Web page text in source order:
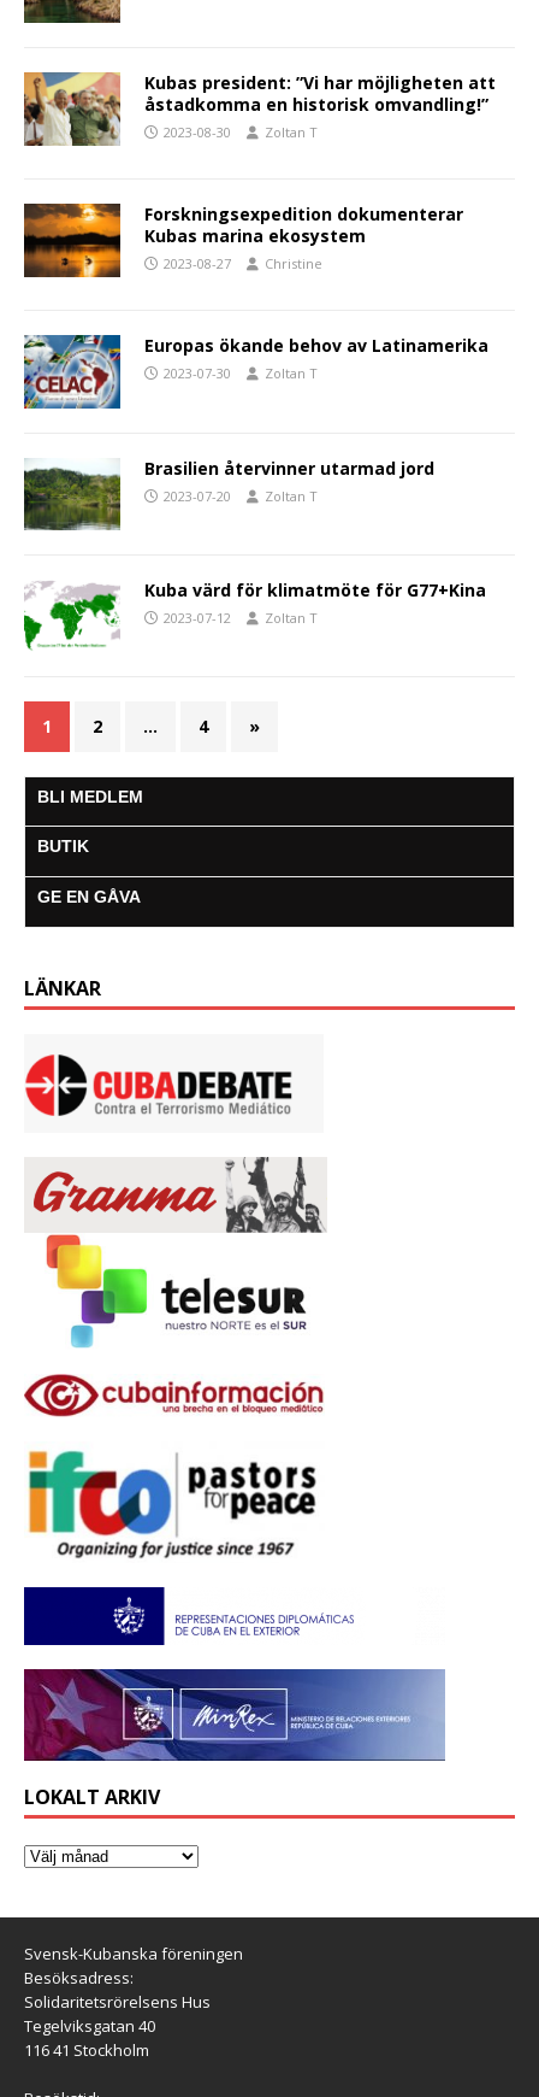
Kubas president: ”Vi har möjligheten att
åstadkomma en historisk omvandling!”
2023-08-30 Zoltan T
Forskningsexpedition dokumenterar
Kubas marina ekosystem
2023-08-27 Christine
Europas ökande behov av Latinamerika
2023-07-30 Zoltan T
Brasilien återvinner utarmad jord
2023-07-20 Zoltan T
Kuba värd för klimatmöte för G77+Kina
2023-07-12 Zoltan T
1 2 … 4 »
BLI MEDLEM
BUTIK
GE EN GÅVA
LÄNKAR
LOKALT ARKIV
Svensk-Kubanska föreningen
Besöksadress:
Solidaritetsrörelsens Hus
Tegelviksgatan 40
116 41 Stockholm